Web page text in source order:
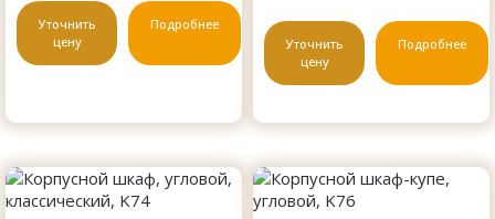
Уточнить
цену
Подробнее
Уточнить
цену
Подробнее